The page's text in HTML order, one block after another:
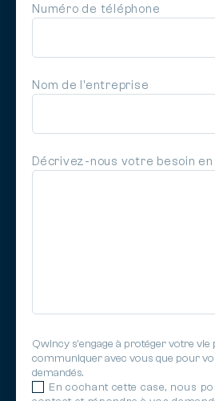
Numéro de téléphone
Nom de l'entreprise
Décrivez-nous votre besoin
Qwincy s'engage à protéger votre vie
communiquer avec vous que pour
demandés.
En cochant cette case, nous